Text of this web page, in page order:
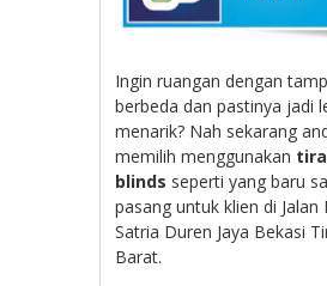
Ingin ruangan dengan
berbeda dan pastinya jadi
menarik? Nah sekarang
memilih menggunakan
blinds seperti yang baru
pasang untuk klien di Jalan
Satria Duren Jaya Bekasi
Barat.